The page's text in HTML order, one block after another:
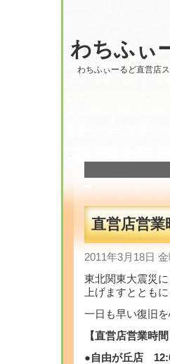
わちふぃ
わちふぃーるど直営店
直営店営
2011年3月18日
東北関東大震災
上げますとともに
一日も早い復旧
【直営店営業時間
●自由が丘店